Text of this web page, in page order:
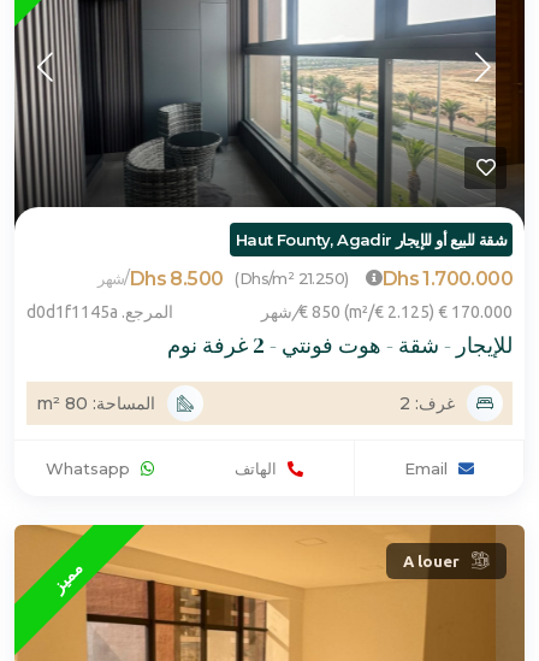
شقة للبيع أو للإيجار Haut Founty, Agadir
1.700.000 Dhs
(21.250 Dhs/m²)
8.500 Dhs
/شهر
170.000 € (2.125 €/m²) 850 €
/شهر المرجع. d0d1f1145a
للإيجار - شقة - هوت فونتي - 2 غرفة نوم
غرف: 2 المساحة: 80 m²
الهاتف
مميز A louer